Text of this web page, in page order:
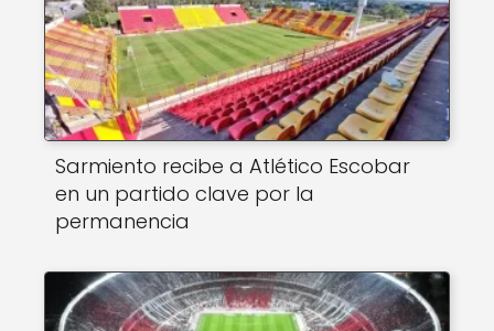
Sarmiento recibe a Atlético Escobar
en un partido clave por la
permanencia